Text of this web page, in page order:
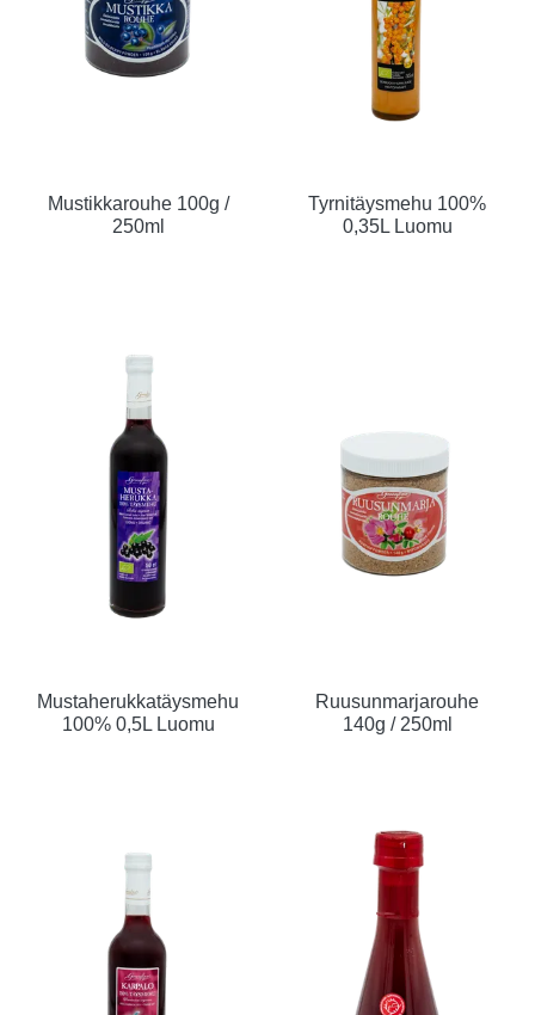
Mustikkarouhe 100g /
250ml
Tyrnitäysmehu 100%
0,35L Luomu
Mustaherukkatäysmehu
100% 0,5L Luomu
Ruusunmarjarouhe
140g / 250ml